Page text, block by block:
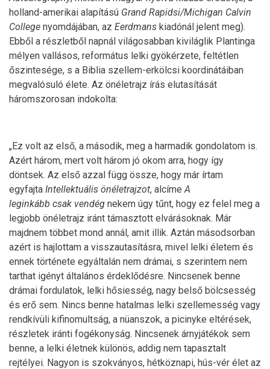
holland-amerikai alapítású Grand Rapidsi/Michigan Calvin
College nyomdájában, az Eerdmans kiadónál jelent meg).
Ebből a részletből napnál világosabban kiviláglik Plantinga
mélyen vallásos, református lelki gyökérzete, feltétlen
őszintesége, s a Biblia szellem-erkölcsi koordinátáiban
megvalósuló élete. Az önéletrajz írás elutasítását
háromszorosan indokolta:
„Ez volt az első, a második, meg a harmadik gondolatom is.
Azért három, mert volt három jó okom arra, hogy így
döntsek. Az első azzal függ össze, hogy már írtam
egyfajta Intellektuális önéletrajzot, alcímeA
leginkább csak vendég nekem úgy tűnt, hogy ez felel meg a
legjobb önéletrajz iránt támasztott elvárásoknak. Már
majdnem többet mond annál, amit illik. Aztán másodsorban
azért is hajlottam a visszautasításra, mivel lelki életem és
ennek története egyáltalán nem drámai, s szerintem nem
tarthat igényt általános érdeklődésre. Nincsenek benne
drámai fordulatok, lelki hősiesség, nagy belső bölcsesség
és erő sem. Nincs benne hatalmas lelki szellemesség vagy
rendkívüli kifinomultság, a nüanszok, a picinyke eltérések,
részletek iránti fogékonyság. Nincsenek árnyjátékok sem
benne, a lelki életnek különös, addig nem tapasztalt
rejtélyei. Nagyon is szokványos, hétköznapi, hús-vér élet az